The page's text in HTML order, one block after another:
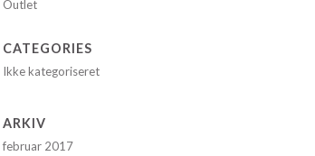
Outlet
CATEGORIES
Ikke kategoriseret
ARKIV
februar 2017